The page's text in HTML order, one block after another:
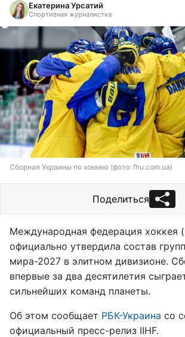
Екатерина Урсатий
Спортивная журналистка
Сборная Украины по хоккею (фото: fhu.com.ua)
Поделиться
Международная федерация хоккея
официально утвердила состав
мира-2027 в элитном дивизионе.
впервые за два десятилетия
сильнейших команд планеты.
Об этом сообщает РБК-Украина со
официальный пресс-релиз IIHF.